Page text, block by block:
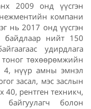
2009 онд үүсгэн
компани
нь 2017 онд үүсгэн
байдлаар нийт 150
удирдлага
төхөөрөмжийн
4, нүүр амны эмнэл
засал, мэс заслын
40, рентген техникч,
байгуулагч болон